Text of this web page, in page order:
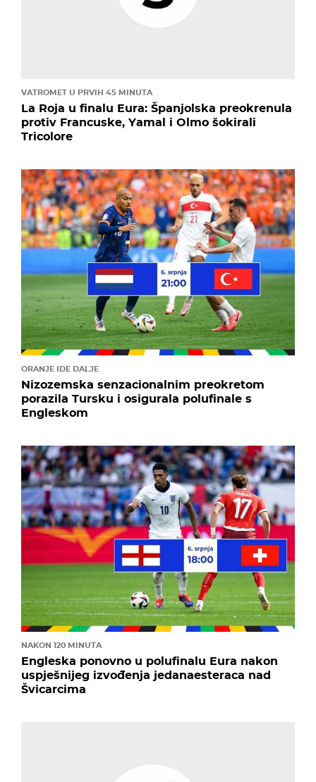
VATROMET U PRVIH 45 MINUTA
La Roja u finalu Eura: Španjolska preokrenula
protiv Francuske, Yamal i Olmo šokirali
Tricolore
ORANJE IDE DALJE
Nizozemska senzacionalnim preokretom
porazila Tursku i osigurala polufinale s
Engleskom
NAKON 120 MINUTA
Engleska ponovno u polufinalu Eura nakon
uspješnijeg izvođenja jedanaesteraca nad
Švicarcima